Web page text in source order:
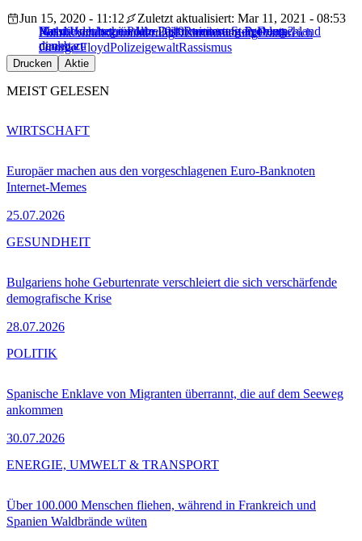
Hat die deutsche Polizei ein Rammstein-Problem?
Mehr Unruhen im Jahr 2019; weitere Steigerung
denkbar
Rassistisch begründete Diskriminierung in Deutschland
nimmt zu
Jun 15, 2020 - 11:12
Zuletzt aktualisiert: Mar 11, 2021 - 08:53
PolitikAntidiskriminierungDiskriminierungFrankreich
George FloydPolizeigewaltRassismus
Drucken Aktie
MEIST GELESEN
Europäer machen aus den vorgeschlagenen Euro-Banknoten
Internet-Memes
25.07.2026
WIRTSCHAFT
Bulgariens hohe Geburtenrate verschleiert die sich verschärfende
demografische Krise
28.07.2026
GESUNDHEIT
Spanische Enklave von Migranten überrannt, die auf dem Seeweg
ankommen
30.07.2026
POLITIK
Über 100.000 Menschen fliehen, während in Frankreich und
Spanien Waldbrände wüten
ENERGIE, UMWELT & TRANSPORT